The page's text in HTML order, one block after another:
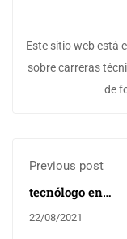
Este sitio web está
sobre carreras
de
Previous post
tecnólogo en
22/08/2021